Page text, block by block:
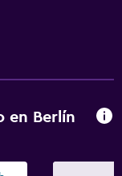
en Berlín